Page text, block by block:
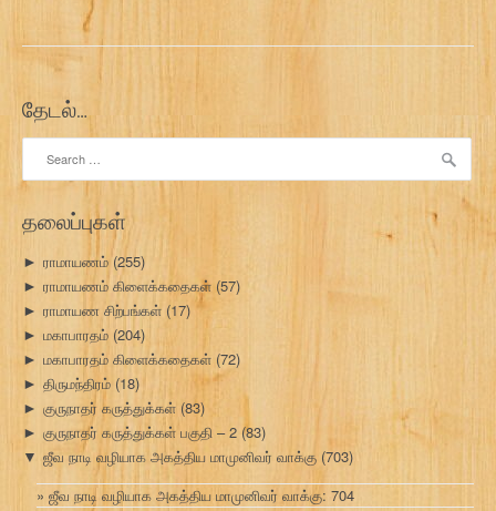
தேடல்…
தலைப்புகள்
► ராமாயணம்(255)
► ராமாயணம் கிளைக்கதைகள் (57)
► ராமாயண சிற்பங்கள் (17)
► மகாபாரதம் (204)
► மகாபாரதம் கிளைக்கதைகள் (72)
► திருமந்திரம் (18)
► குருநாதர் கருத்துக்கள் (83)
► குருநாதர் கருத்துக்கள் பகுதி – 2 (83)
▼ ஜீவ நாடி வழியாக அகத்திய மாமுனிவர் வாக்கு (703)
ஜீவ நாடி வழியாக அகத்திய மாமுனிவர் வாக்கு: 704